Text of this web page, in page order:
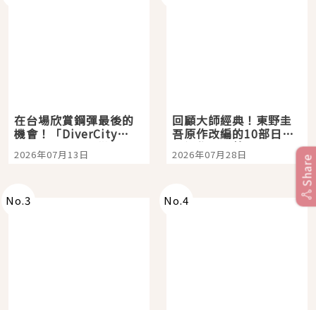
在台場欣賞鋼彈最後的
機會！「DiverCity
Tokyo Plaza」搭船、
購物、美食及夜景，一
2026年07月13日
回顧大師經典！東野圭
吾原作改編的10部日本
影視作品推薦
2026年07月28日
No.3 No.4
Share